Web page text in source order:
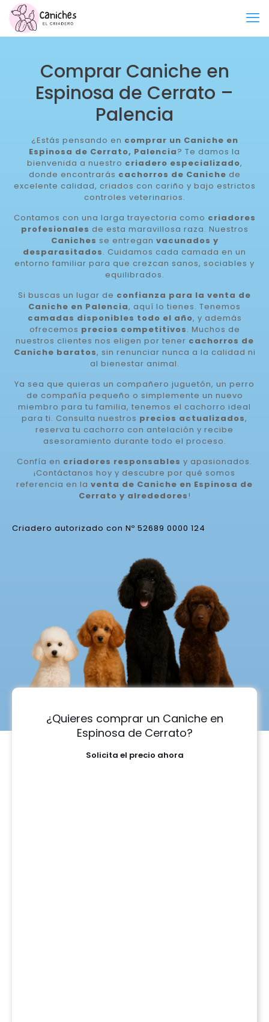
Comprar Caniche en
Espinosa de Cerrato –
Palencia
¿Estás pensando en comprar un Caniche en
Espinosa de Cerrato, Palencia? Te damos la
bienvenida a nuestro criadero especializado,
donde encontrarás cachorros de Caniche de
excelente calidad, criados con cariño y bajo estrictos
controles veterinarios.
Contamos con una larga trayectoria como criadores
profesionales de esta maravillosa raza. Nuestros
Caniches se entregan vacunados y
desparasitados. Cuidamos cada camada en un
entorno familiar para que crezcan sanos, sociables y
equilibrados.
Si buscas un lugar de confianza para la venta de
Caniche en Palencia, aquí lo tienes. Tenemos
camadas disponibles todo el año, y además
ofrecemos precios competitivos. Muchos de
nuestros clientes nos eligen por tener cachorros de
Caniche baratos, sin renunciar nunca a la calidad ni
al bienestar animal.
Ya sea que quieras un compañero juguetón, un perro
de compañía pequeño o simplemente un nuevo
miembro para tu familia, tenemos el cachorro ideal
para ti. Consulta nuestros precios actualizados,
reserva tu cachorro con antelación y recibe
asesoramiento durante todo el proceso.
Confía en criadores responsables y apasionados.
¡Contáctanos hoy y descubre por qué somos
referencia en la venta de Caniche en Espinosa de
Cerrato y alrededores!
Criadero autorizado con Nº 52689 0000 124
¿Quieres comprar un Caniche en
Espinosa de Cerrato?
Solicita el precio ahora